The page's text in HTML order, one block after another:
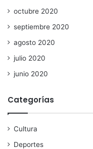
octubre 2020
septiembre 2020
agosto 2020
julio 2020
junio 2020
Categorías
Cultura
Deportes